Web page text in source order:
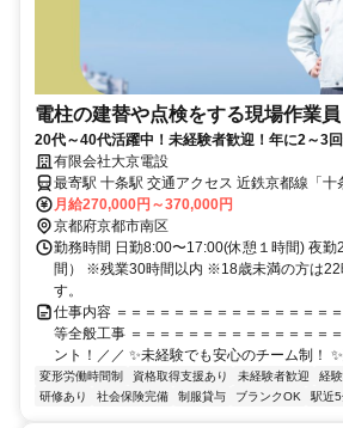
電柱の建替や点検をする現場作業員
20代～40代活躍中！未経験者歓迎！年に2～3
有限会社大京電設
最寄駅 十条駅 交通アクセス 近鉄京都線「十条駅」より徒歩約5分 ＊
駅近5分以内！ ＊車通勤OK！
月給270,000円～370,000円
京都府京都市南区
勤務時間 日勤8:00〜17:00(休憩１時間) 夜
間） ※残業30時間以内 ※18歳未満の方は22
す。
仕事内容 ＝＝＝＝＝＝＝＝＝＝＝＝＝＝＝
等全般工事 ＝＝＝＝＝＝＝＝＝＝＝＝＝＝
ント！／／ ✨未経験でも安心のチーム制！
変形労働時間制 資格取得支援あり 未経験者歓迎 経
研修あり
社会保険完備 制服貸与 ブランクOK 駅近